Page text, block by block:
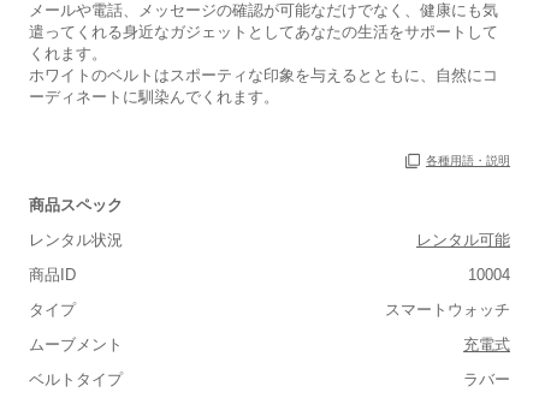
メールや電話、メッセージの確認が可能なだけでなく、健康にも気
遣ってくれる身近なガジェットとしてあなたの生活をサポートして
くれます。
ホワイトのベルトはスポーティな印象を与えるとともに、自然にコ
ーディネートに馴染んでくれます。
各種用語・説明
商品スペック
レンタル状況
レンタル可能
商品ID
10004
タイプ
スマートウォッチ
ムーブメント
充電式
ベルトタイプ
ラバー
■重さ(ベルト込み)